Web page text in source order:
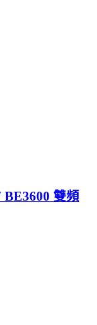
雙頻